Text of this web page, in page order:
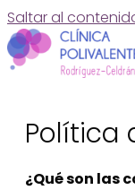
Saltar al
Política
¿Qué son las